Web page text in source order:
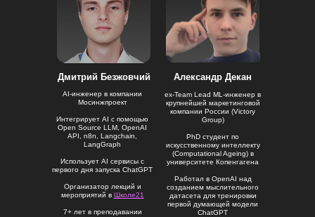
Александр Декан
Дмитрий Безжовчий
AI-инженер в компании
Мосинжпроект
Интегрирует AI c помощью
Open Source LLM, OpenAI
API, n8n, Langchain,
LangGraph
Использует AI сервисы с
первого дня запуска ChatGPT
Организатор лекций и
мероприятий в Школе21
7+ лет в преподавании
ex-Team Lead ML-инженер в
крупнейшей маркетинговой
компании России (Victory
Group)
PhD студент по
искусственному интеллекту
(Computational Ageing) в
университете Копенгагена
Работал в OpenAI над
созданием мыслительного
датасета для тренировки
первой думающей модели
ChatGPT